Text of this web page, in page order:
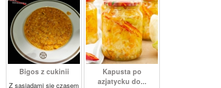
Bigos z cukinii
Z sąsiadami się czasem
Kapusta po
azjatycku do...